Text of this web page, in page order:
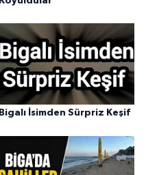
Bigalı İsimden Sürpriz Keşif